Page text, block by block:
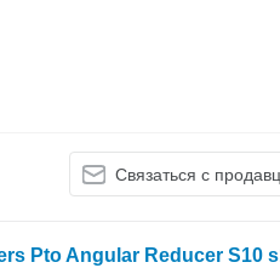
Связаться с